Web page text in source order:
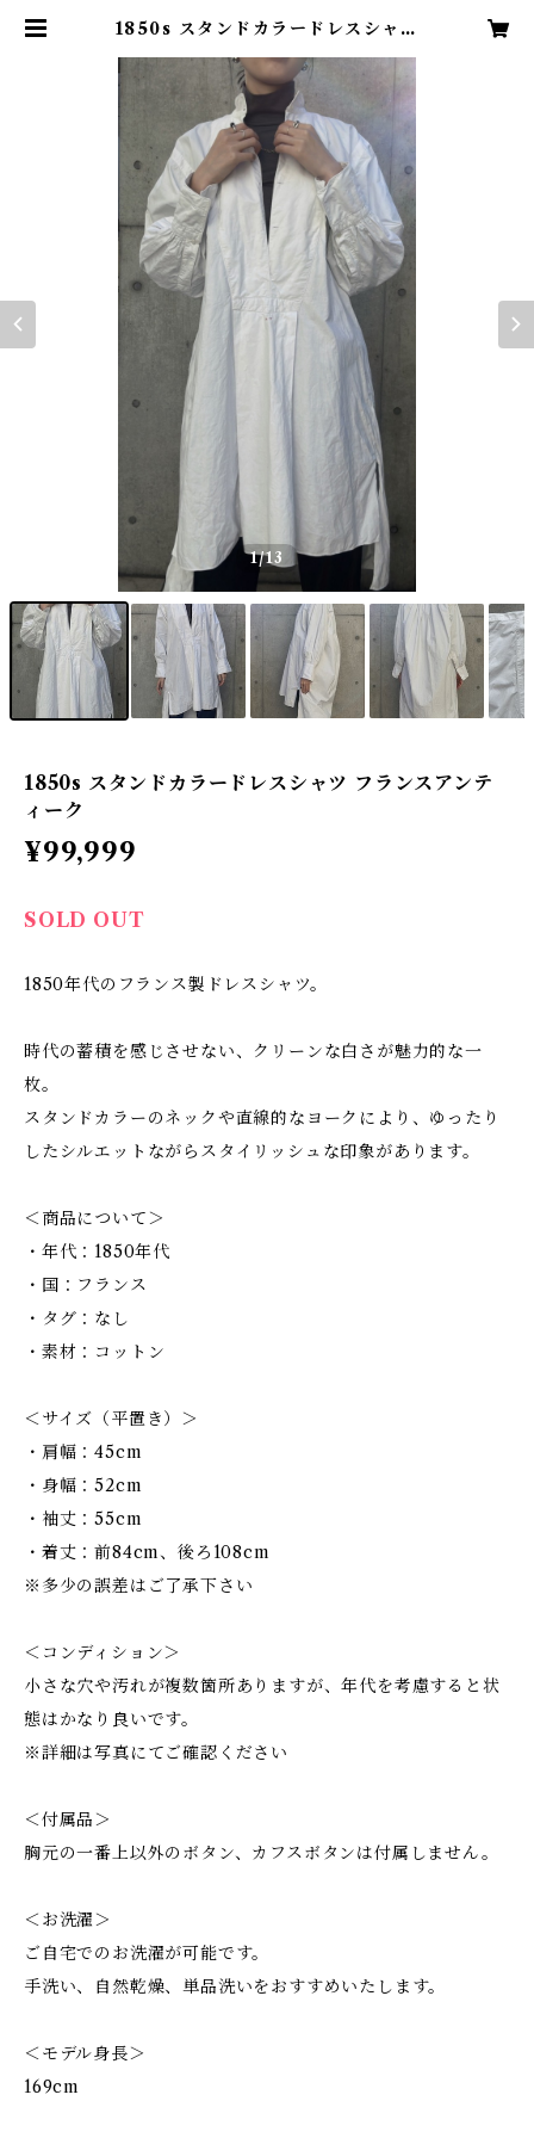
1850s スタンドカラードレスシャツ
ntage
1/13
1850s スタンドカラードレスシャツ フランスアンテ
ィーク
¥99,999
SOLD OUT
1850年代のフランス製ドレスシャツ。
時代の蓄積を感じさせない、クリーンな白さが魅力的な一
枚。
スタンドカラーのネックや直線的なヨークにより、ゆったり
したシルエットながらスタイリッシュな印象があります。
＜商品について＞
・年代：1850年代
・国：フランス
・タグ：なし
・素材：コットン
＜サイズ（平置き）＞
・肩幅：45cm
・身幅：52cm
・袖丈：55cm
・着丈：前84cm、後ろ108cm
※多少の誤差はご了承下さい
＜コンディション＞
小さな穴や汚れが複数箇所ありますが、年代を考慮すると状
態はかなり良いです。
※詳細は写真にてご確認ください
＜付属品＞
胸元の一番上以外のボタン、カフスボタンは付属しません。
＜お洗濯＞
ご自宅でのお洗濯が可能です。
手洗い、自然乾燥、単品洗いをおすすめいたします。
＜モデル身長＞
169cm